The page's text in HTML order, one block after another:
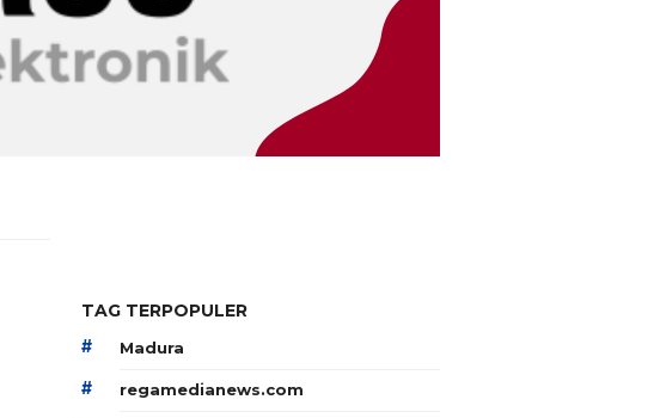
TAG TERPOPULER
# Madura
# regamedianews.com